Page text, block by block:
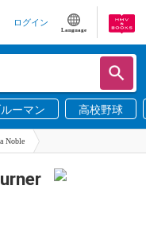
ログイン
Language
ーマン 高校野球
Noble